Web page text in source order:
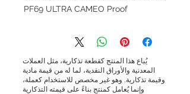
PF69 ULTRA CAMEO Proof
يُباع هذا المنتج كقطعة تذكارية، مثل العملات
المعدنية والأوراق النقدية، لما له من قيمة مادية
وقيمة تذكارية. وهو غير مخصص للاستخدام كعملة،
وإنما يُعامل كمنتج بناءً على قيمته التذكارية